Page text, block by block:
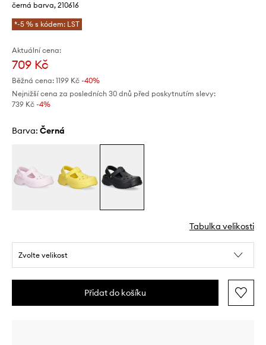
černá barva, 210616
*-5 % s kódem: LST
Aktuální cena:
709 Kč
Běžná cena: 1199 Kč -40%
Nejnižší cena za posledních 30 dnů před poskytnutím slevy:
739 Kč -4%
Barva: černá
Tabulka velikosti
Zvolte velikost
Přidat do košíku